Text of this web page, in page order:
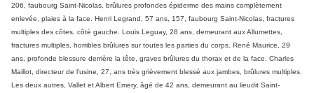
206, faubourg Saint-Nicolas, brûlures profondes épiderme des mains complètement
enlevée, plaies à la face. Henri Legrand, 57 ans, 157, faubourg Saint-Nicolas, fractures
multiples des côtes, côté gauche. Louis Leguay, 28 ans, demeurant aux Allumettes,
fractures multiples, horribles brûlures sur toutes les parties du corps. René Maurice, 29
ans, profonde blessure derrière la tête, graves brûlures du thorax et de la face. Charles
Maillot, directeur de l'usine, 27, ans très grièvement blessé aux jambes, brûlures multiples.
Les deux autres, Vallet et Albert Emery, âgé de 42 ans, demeurant au lieudit Saint-